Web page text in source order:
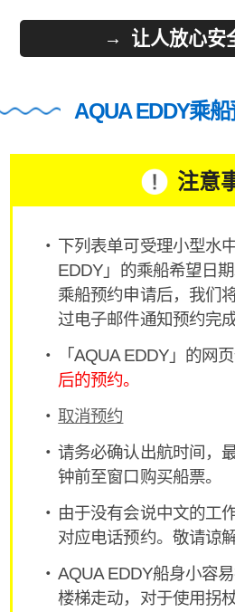
让人放心安
AQUA EDDY乘
注意
下列表单可受理小型水
EDDY」的乘船希望日期
乘船预约申请后，我们
过电子邮件通知预约完成
「AQUA EDDY」的网
后的预约。
取消预约
请务必确认出航时间，
钟前至窗口购买船票。
由于没有会说中文的工
对应电话预约。敬请谅解
AQUA EDDY船身小容
楼梯走动，对于使用拐